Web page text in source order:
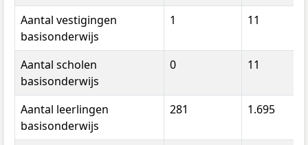
Aantal vestigingen
basisonderwijs
1 11
Aantal scholen
basisonderwijs
0 11
Aantal leerlingen
basisonderwijs
281 1.695